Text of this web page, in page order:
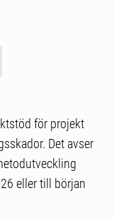
för projekt
Det avser
eller till början